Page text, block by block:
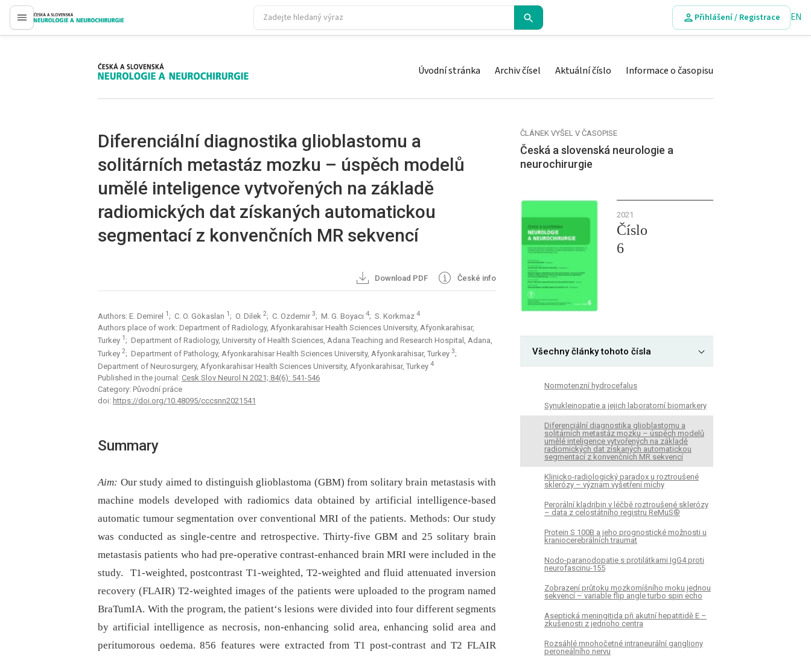
proLékaře.cz
Přihlášení / Registrace EN
proLékaře.cz Úvodní stránka Archiv čísel Aktuální číslo Informace o časopisu
Diferenciální diagnostika glioblastomu a
solitárních metastáz mozku – úspěch modelů
umělé inteligence vytvořených na základě
radiomických dat získaných automatickou
segmentací z konvenčních MR sekvencí
Download PDF České info
Authors: E. Demirel 1 ; C. O. Gökaslan 1 ; O. Dilek 2; C. Ozdemir 3; M. G. Boyacı 4; S. Korkmaz 4
Authors place of work: Department of Radiology, Afyonkarahisar Health Sciences University, Afyonkarahisar,
Turkey 1 ; Department of Radiology, University of Health Sciences, Adana Teaching and Research Hospital, Adana,
Turkey 2; Department of Pathology, Afyonkarahisar Health Sciences University, Afyonkarahisar, Turkey 3;
Department of Neurosurgery, Afyonkarahisar Health Sciences University, Afyonkarahisar, Turkey 4
Published in the journal: Cesk Slov Neurol N 2021; 84(6): 541-546
Category: Původní práce
doi: https://doi.org/10.48095/cccsnn2021541
Summary
Aim: Our study aimed to distinguish glioblastoma (GBM) from solitary brain metastasis with
machine models developed with radiomics data obtained by artificial intelligence-based
automatic tumour segmentation over conventional MRI of the patients. Methods: Our study
was conducted as single-centre and retrospective. Thirty-five GBM and 25 solitary brain
metastasis patients who had pre-operative contrast-enhanced brain MRI were included in the
study. T1-weighted, postcontrast T1-weighted, T2-weighted and fluid attenuated inversion
recovery (FLAIR) T2-weighted images of the patients were uploaded to the program named
BraTumIA. With the program, the patient‘s lesions were divided into four different segments
by artificial intelligence as necrosis, non-enhancing solid area, enhancing solid area and
peritumorous oedema. 856 features were extracted from T1 post-contrast and T2 FLAIR
ČLÁNEK VYŠEL V ČASOPISE
Česká a slovenská neurologie a
neurochirurgie
2021
Číslo
6
Všechny články tohoto čísla
Normotenzní hydrocefalus
Synukleinopatie a jejich laboratorní biomarkery
Diferenciální diagnostika glioblastomu a
solitárních metastáz mozku – úspěch modelů
umělé inteligence vytvořených na základě
radiomických dat získaných automatickou
segmentací z konvenčních MR sekvencí
Klinicko-radiologický paradox u roztroušené
sklerózy – význam vyšetření míchy
Perorální kladribin v léčbě roztroušené sklerózy
– data z celostátního registru ReMuS®
Protein S 100B a jeho prognostické možnosti u
kraniocerebrálních traumat
Nodo-paranodopatie s protilátkami IgG4 proti
neurofascinu-155
Zobrazení průtoku mozkomíšního moku jednou
sekvencí – variable flip angle turbo spin echo
Aseptická meningitida při akutní hepatitidě E –
zkušenosti z jednoho centra
Rozsáhlé mnohočetné intraneurální gangliony
peroneálního nervu